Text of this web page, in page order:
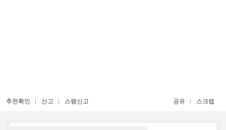
추천확인 신고 스팸신고 공유 스크랩